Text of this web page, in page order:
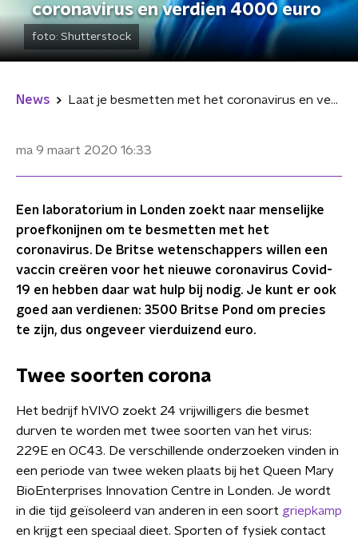
coronavirus en verdien 4000 euro
foto: Shutterstock
News Laat je besmetten met het coronavirus en verdien 4000 euro
ma 9 maart 2020 16:33
Een laboratorium in Londen zoekt naar menselijke
proefkonijnen om te besmetten met het
coronavirus. De Britse wetenschappers willen een
vaccin creëren voor het nieuwe coronavirus Covid-
19 en hebben daar wat hulp bij nodig. Je kunt er ook
goed aan verdienen: 3500 Britse Pond om precies
te zijn, dus ongeveer vierduizend euro.
Twee soorten corona
Het bedrijf hVIVO zoekt 24 vrijwilligers die besmet
durven te worden met twee soorten van het virus:
229E en OC43. De verschillende onderzoeken vinden in
een periode van twee weken plaats bij het Queen Mary
BioEnterprises Innovation Centre in Londen. Je wordt
in die tijd geïsoleerd van anderen in een soort griepkamp
en krijgt een speciaal dieet. Sporten of fysiek contact